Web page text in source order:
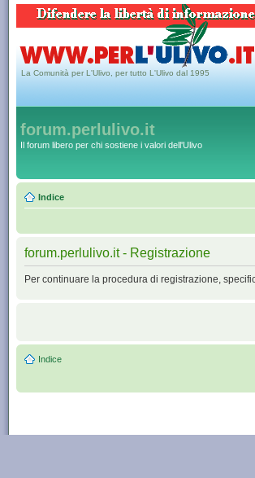
La Comunità per L'Ulivo, per tutto L'Ulivo dal 1995
forum.perlulivo.it
Il forum libero per chi sostiene i valori dell'Ulivo
Indice
forum.perlulivo.it - Registrazione
Per continuare la procedura di registrazione,
Indice